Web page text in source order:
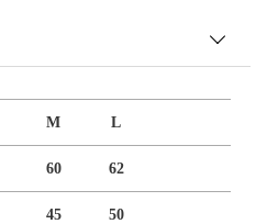
M L
60 62
45 50